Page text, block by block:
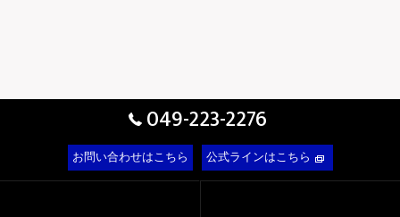
049-223-2276
お問い合わせはこちら 公式ラインはこちら